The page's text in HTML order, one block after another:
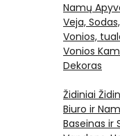
Namų
Veja,
Vonios,
Vonios
Dekoras
Židiniai
Biuro ir
Baseinas ir